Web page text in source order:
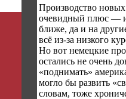
Производство
очевидный плюс —
ближе, да и на
всё из-за низкого
Но вот немецкие
остались не очень
«поднимать»
могло бы развить
словам, тоже